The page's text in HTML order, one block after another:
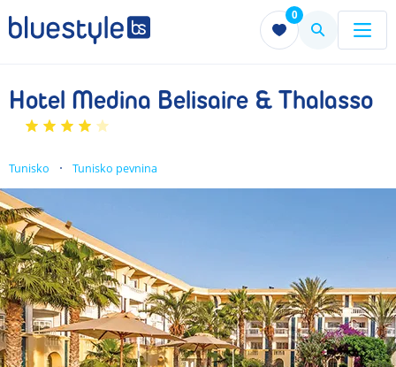
0
Menu Menu
Hotel Medina Belisaire & Thalasso
Tunisko Tunisko pevnina